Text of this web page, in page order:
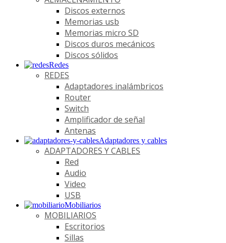
Discos externos
Memorias usb
Memorias micro SD
Discos duros mecánicos
Discos sólidos
Redes
REDES
Adaptadores inalámbricos
Router
Switch
Amplificador de señal
Antenas
Adaptadores y cables
ADAPTADORES Y CABLES
Red
Audio
Video
USB
Mobiliarios
MOBILIARIOS
Escritorios
Sillas